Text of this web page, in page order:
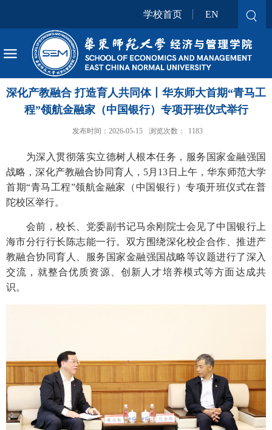
学校首页 EN
深化产教融合 打造育人共同体丨华东师大首期“青马工
程”领航金融家（中国银行）专项开班仪式举行
发布时间：2026-05-15 浏览次数： 1183
为深入贯彻落实立德树人根本任务，服务国家金融强国
战略，深化产教融合协同育人，5月13日上午，华东师范大学
首期“青马工程”领航金融家（中国银行）专项开班仪式在普
陀校区举行。
会前，校长、党委副书记马余刚院士会见了中国银行上
海市分行行长陈志能一行。双方围绕深化校企合作、推进产
教融合协同育人、服务国家金融强国战略等议题进行了深入
交流，就整合优质资源、创新人才培养模式等方面达成共
识。